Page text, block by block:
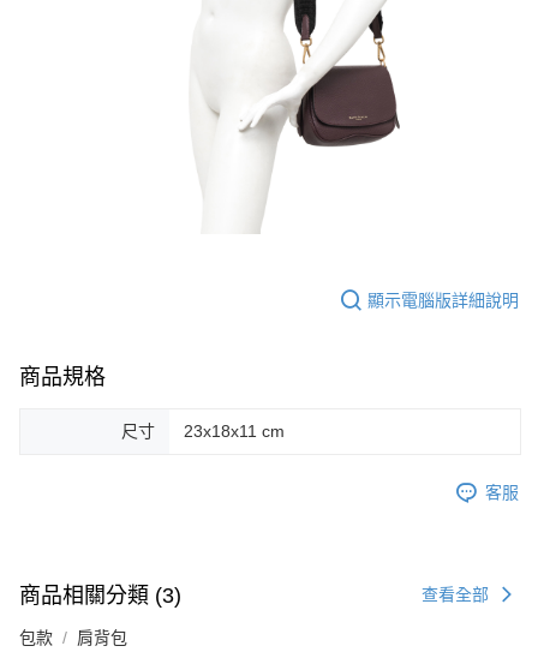
顯示電腦版詳細說明
商品規格
尺寸 23x18x11 cm
客服
商品相關分類 (3) 查看全部
包款 肩背包